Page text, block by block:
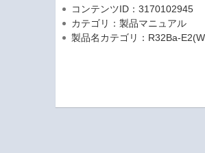
コンテンツID：3170102945
カテゴリ：製品マニュアル
製品名カテゴリ：R32Ba-